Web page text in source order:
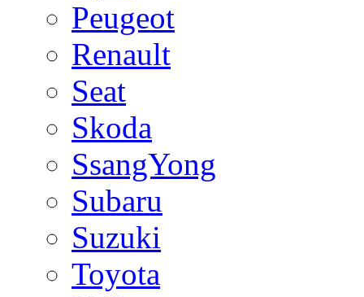
Peugeot
Renault
Seat
Skoda
SsangYong
Subaru
Suzuki
Toyota